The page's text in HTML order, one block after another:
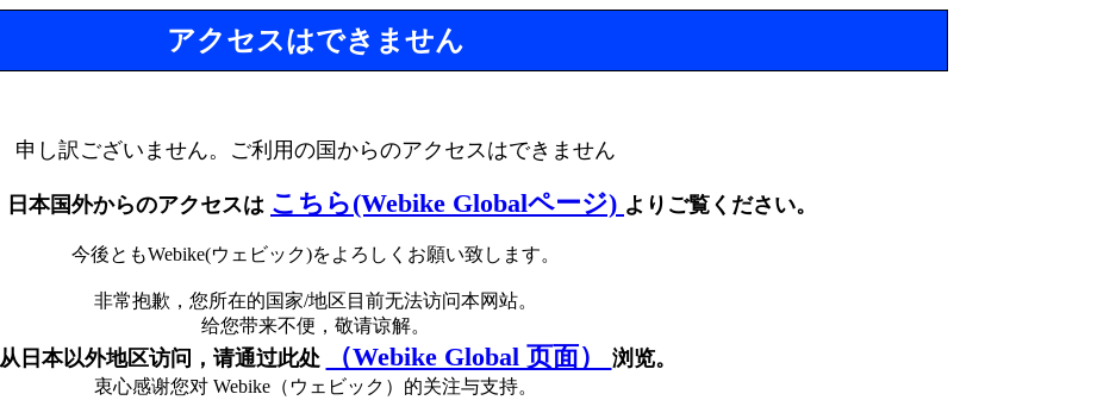
アクセスはできません
申し訳ございません。ご利用の国からのアクセスはできません
本国外からのアクセスは こちら(Webike Globalページ) よりご覧ください。
今後ともWebike(ウェビック)をよろしくお願い致します。
非常抱歉，您所在的国家/地区目前无法访问本网站。
给您带来不便，敬请谅解。
日本以外地区访问，请通过此处 （Webike Global 页面） 浏览。
衷心感谢您对 Webike（ウェビック）的关注与支持。